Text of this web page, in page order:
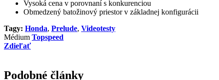
Vysoká cena v porovnaní s konkurenciou
Obmedzený batožinový priestor v základnej konfigurácii
Tagy: Honda, Prelude, Videotesty
Médium Topspeed
Zdieľať
Podobné články